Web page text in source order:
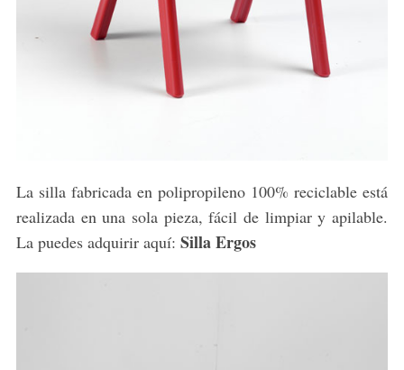
La silla fabricada en polipropileno 100% reciclable está
realizada en una sola pieza, fácil de limpiar y apilable.
La puedes adquirir aquí: Silla Ergos